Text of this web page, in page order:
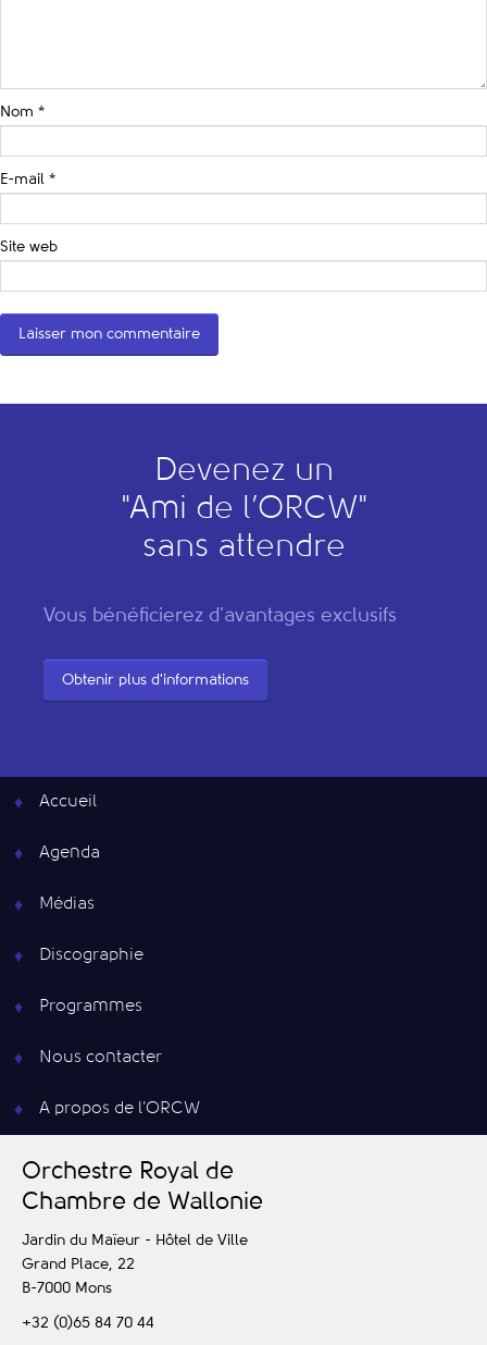
Nom *
E-mail *
Site web
Devenez un
"Ami de l’ORCW"
sans attendre
Vous bénéficierez d'avantages exclusifs
Obtenir plus d'informations
Accueil
Agenda
Médias
Discographie
Programmes
Nous contacter
A propos de l’ORCW
Orchestre Royal de
Chambre de Wallonie
Jardin du Maïeur - Hôtel de Ville
Grand Place, 22
B-7000 Mons
+32 (0)65 84 70 44